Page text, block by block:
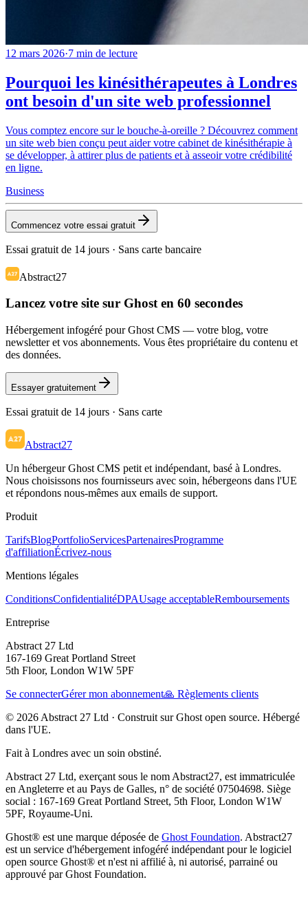
12 mars 2026·7 min de lecture
Pourquoi les kinésithérapeutes à Londres
ont besoin d'un site web professionnel
Vous comptez encore sur le bouche-à-oreille ? Découvrez comment
un site web bien conçu peut aider votre cabinet de kinésithérapie à
se développer, à attirer plus de patients et à asseoir votre crédibilité
en ligne.
Business
Commencez votre essai gratuit
Essai gratuit de 14 jours · Sans carte bancaire
Abstract27
Lancez votre site sur Ghost en 60 secondes
Hébergement infogéré pour Ghost CMS — votre blog, votre
newsletter et vos abonnements. Vous êtes propriétaire du contenu et
des données.
Essayer gratuitement
Essai gratuit de 14 jours · Sans carte
Abstract27
Un hébergeur Ghost CMS petit et indépendant, basé à Londres.
Nous choisissons nos fournisseurs avec soin, hébergeons dans l'UE
et répondons nous-mêmes aux emails de support.
Produit
TarifsBlogPortfolioServicesPartenairesProgramme
d'affiliationÉcrivez-nous
Mentions légales
ConditionsConfidentialitéDPAUsage acceptableRemboursements
Entreprise
Abstract 27 Ltd
167-169 Great Portland Street
5th Floor, London W1W 5PF
Se connecterGérer mon abonnement🙏 Règlements clients
© 2026 Abstract 27 Ltd · Construit sur Ghost open source. Hébergé
dans l'UE.
Fait à Londres avec un soin obstiné.
Abstract 27 Ltd, exerçant sous le nom Abstract27, est immatriculée
en Angleterre et au Pays de Galles, n° de société 07504698. Siège
social : 167-169 Great Portland Street, 5th Floor, London W1W
5PF, Royaume-Uni.
Ghost® est une marque déposée de Ghost Foundation. Abstract27
est un service d'hébergement infogéré indépendant pour le logiciel
open source Ghost® et n'est ni affilié à, ni autorisé, parrainé ou
approuvé par Ghost Foundation.